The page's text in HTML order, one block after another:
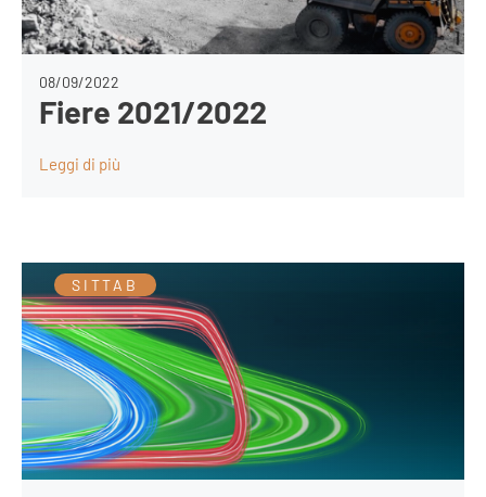
08/09/2022
Fiere 2021/2022
Leggi di più
SITTAB